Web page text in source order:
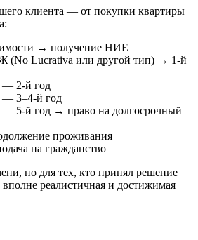
клиента — от покупки квартиры
→ получение НИЕ
(No Lucrativa или другой тип) → 1-й
2-й год
3–4-й год
5-й год → право на долгосрочный
проживания
на гражданство
но для тех, кто принял решение
реалистичная и достижимая